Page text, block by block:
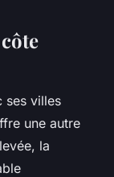
ses villes
une autre
la